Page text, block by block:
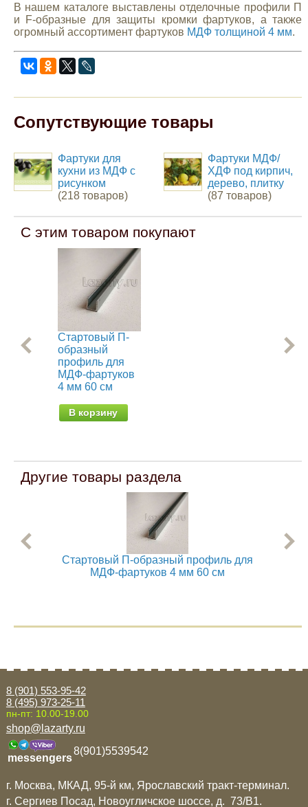
В нашем каталоге выставлены отделочные профили П
и F-образные для защиты кромки фартуков, а также
огромный ассортимент фартуков МДФ толщиной 4 мм.
Сопутствующие товары
Фартуки для
кухни из МДФ с
рисунком
(218 товаров)
Фартуки МДФ/
ХДФ под кирпич,
дерево, плитку
(87 товаров)
С этим товаром покупают
Стартовый П-
образный
профиль для
МДФ-фартуков
4 мм 60 см
В корзину
Другие товары раздела
Стартовый П-образный профиль для
МДФ-фартуков 4 мм 60 см
8 (901) 553-95-42
8 (495) 973-25-11
пн-пт: 10.00-19.00
shop@lazarty.ru
messengers
8(901)5539542
г. Москва, МКАД, 95-й км, Ярославский тракт-терминал.
г. Сергиев Посад, Новоугличское шоссе, д. 73/B1.